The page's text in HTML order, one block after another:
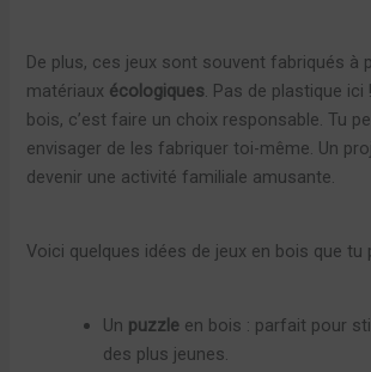
De plus, ces jeux sont souvent fabriqués à
matériaux écologiques. Pas de plastique ici
bois, c’est faire un choix responsable. Tu
envisager de les fabriquer toi-même. Un
devenir une activité familiale amusante.
Voici quelques idées de jeux en bois que tu
Un puzzle en bois : parfait pour
des plus jeunes.